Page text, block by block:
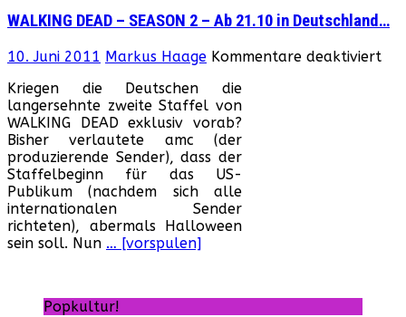
WALKING DEAD – SEASON 2 – Ab 21.10 in Deutschland…
10. Juni 2011 Markus Haage Kommentare deaktiviert
Kriegen die Deutschen die
langersehnte zweite Staffel von
WALKING DEAD exklusiv vorab?
Bisher verlautete amc (der
produzierende Sender), dass der
Staffelbeginn für das US-
Publikum (nachdem sich alle
internationalen Sender
richteten), abermals Halloween
sein soll. Nun … [vorspulen]
Popkultur!